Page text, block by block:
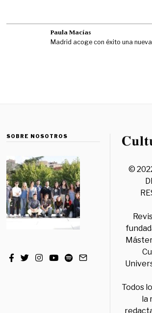
Paula Macías
Madrid acoge con éxito una
SOBRE NOSOTROS
©
Todos
la